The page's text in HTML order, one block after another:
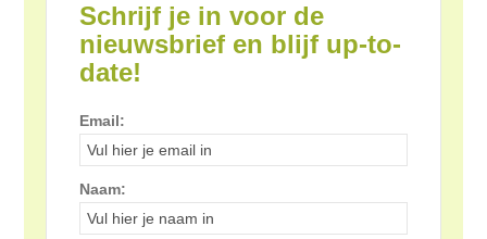
Schrijf je in voor de
nieuwsbrief en blijf up-to-
date!
Email:
Naam: